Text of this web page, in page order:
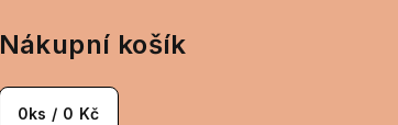
Nákupní košík
0ks / 0 Kč